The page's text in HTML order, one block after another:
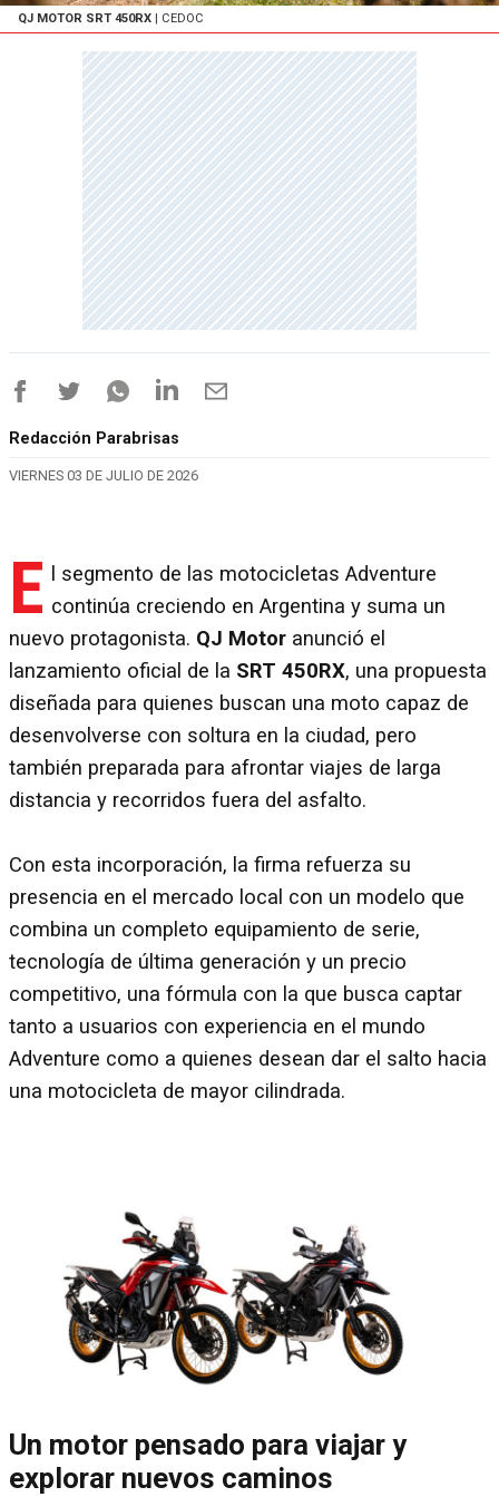
QJ MOTOR SRT 450RX | CEDOC
Redacción Parabrisas
VIERNES 03 DE JULIO DE 2026
E
l segmento de las motocicletas Adventure
continúa creciendo en Argentina y suma un
nuevo protagonista. QJ Motor anunció el
lanzamiento oficial de la SRT 450RX, una propuesta
diseñada para quienes buscan una moto capaz de
desenvolverse con soltura en la ciudad, pero
también preparada para afrontar viajes de larga
distancia y recorridos fuera del asfalto.
Con esta incorporación, la firma refuerza su
presencia en el mercado local con un modelo que
combina un completo equipamiento de serie,
tecnología de última generación y un precio
competitivo, una fórmula con la que busca captar
tanto a usuarios con experiencia en el mundo
Adventure como a quienes desean dar el salto hacia
una motocicleta de mayor cilindrada.
Un motor pensado para viajar y
explorar nuevos caminos